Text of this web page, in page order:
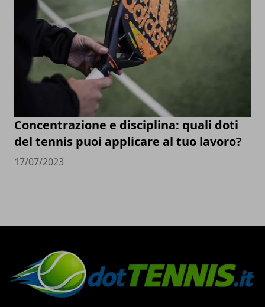
Concentrazione e disciplina: quali doti
del tennis puoi applicare al tuo lavoro?
17/07/2023